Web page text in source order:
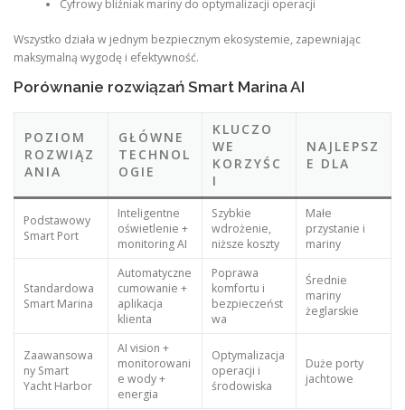
Cyfrowy bliźniak mariny do optymalizacji operacji
Wszystko działa w jednym bezpiecznym ekosystemie, zapewniając
maksymalną wygodę i efektywność.
Porównanie rozwiązań Smart Marina AI
POZIOM
ROZWIĄZ
ANIA
GŁÓWNE
TECHNOL
OGIE
KLUCZO
WE
KORZYŚC
I
NAJLEPSZ
E DLA
Podstawowy
Smart Port
Inteligentne
oświetlenie +
monitoring AI
Szybkie
wdrożenie,
niższe koszty
Małe
przystanie i
mariny
Standardowa
Smart Marina
Automatyczne
cumowanie +
aplikacja
klienta
Poprawa
komfortu i
bezpieczeńst
wa
Średnie
mariny
żeglarskie
Zaawansowa
ny Smart
Yacht Harbor
AI vision +
monitorowani
e wody +
energia
Optymalizacja
operacji i
środowiska
Duże porty
jachtowe